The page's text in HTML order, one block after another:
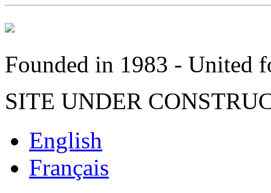
Founded in 1983 - United
SITE UNDER
English
Français